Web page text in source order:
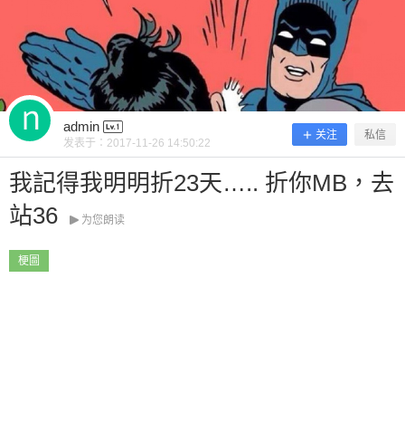
admin
发表于： 2017-11-26 14:50:22
关注 私信
我記得我明明折23天….. 折你MB，去
站36
为您朗读
梗圖
扫描二维码继续阅读